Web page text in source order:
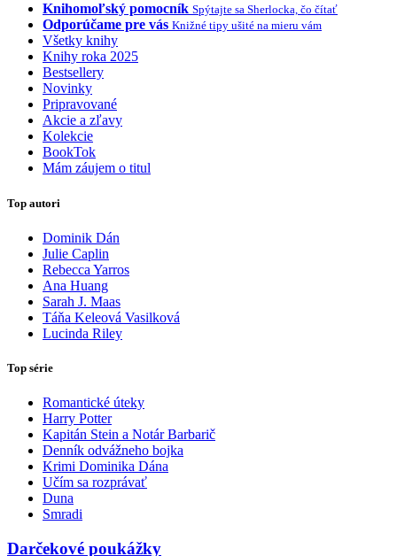
Knihomoľský pomocník Spýtajte sa Sherlocka, čo čítať
Odporúčame pre vás Knižné tipy ušité na mieru vám
Všetky knihy
Knihy roka 2025
Bestsellery
Novinky
Pripravované
Akcie a zľavy
Kolekcie
BookTok
Mám záujem o titul
Top autori
Dominik Dán
Julie Caplin
Rebecca Yarros
Ana Huang
Sarah J. Maas
Táňa Keleová Vasilková
Lucinda Riley
Top série
Romantické úteky
Harry Potter
Kapitán Stein a Notár Barbarič
Denník odvážneho bojka
Krimi Dominika Dána
Učím sa rozprávať
Duna
Smradi
Darčekové poukážky